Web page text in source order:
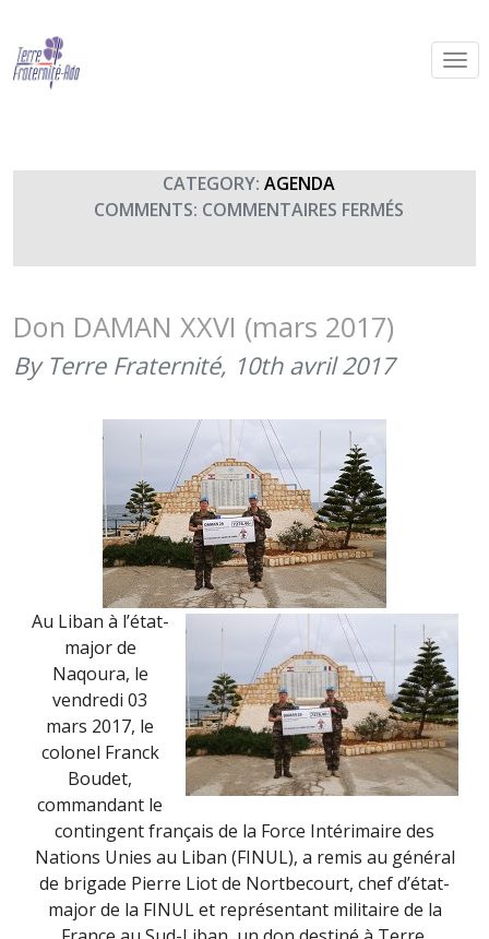
Olympiades militaires au Liban
By Terre Fraternité,
CATEGORY: AGENDA
COMMENTS: COMMENTAIRES FERMÉS
Don DAMAN XXVI (mars 2017)
By Terre Fraternité, 10th avril 2017
Au Liban à l’état-
major de
Naqoura, le
vendredi 03
mars 2017, le
colonel Franck
Boudet,
commandant le
contingent français de la Force Intérimaire des
Nations Unies au Liban (FINUL), a remis au général
de brigade Pierre Liot de Nortbecourt, chef d’état-
major de la FINUL et représentant militaire de la